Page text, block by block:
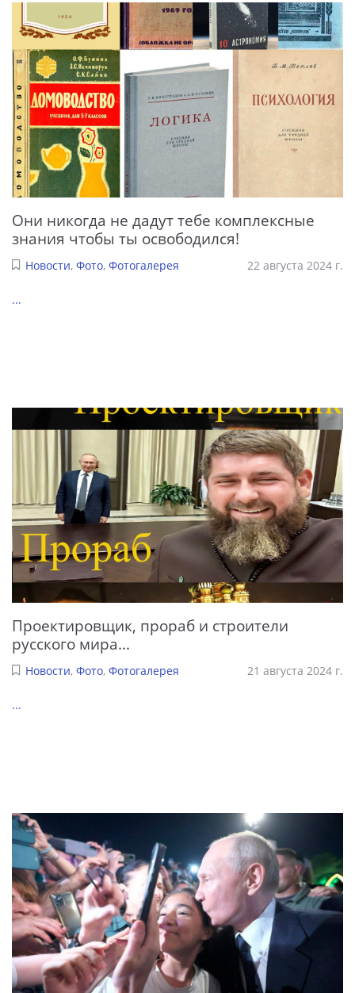
Они никогда не дадут тебе комплексные
знания чтобы ты освободился!
Новости, Фото, Фотогалерея 22 августа 2024 г.
...
Проектировщик, прораб и строители
русского мира...
Новости, Фото, Фотогалерея 21 августа 2024 г.
...